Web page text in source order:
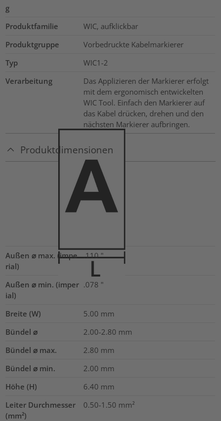
g
Produktfamilie
WIC, aufklickbar
Produktgruppe
Vorbedruckte Kabelmarkierer
Typ
WIC1-2
Verarbeitung
Das Applizieren der Markierer erfolgt
mit dem ergonomisch entwickelten
WIC Tool. Einfach den Markierer auf
das Kabel drücken, drehen und den
nächsten Markierer aufbringen.
Produktdimensionen
Außen ⌀ max. (impe
rial)
.110 "
Außen ⌀ min. (imper
ial)
.078 "
Breite (W) 5.00 mm
Bündel ⌀
2.00-2.80 mm
Bündel ⌀ max.
2.80 mm
Bündel ⌀ min.
2.00 mm
Höhe (H)
6.40 mm
Leiter Durchmesser
(mm²)
0.50-1.50 mm²